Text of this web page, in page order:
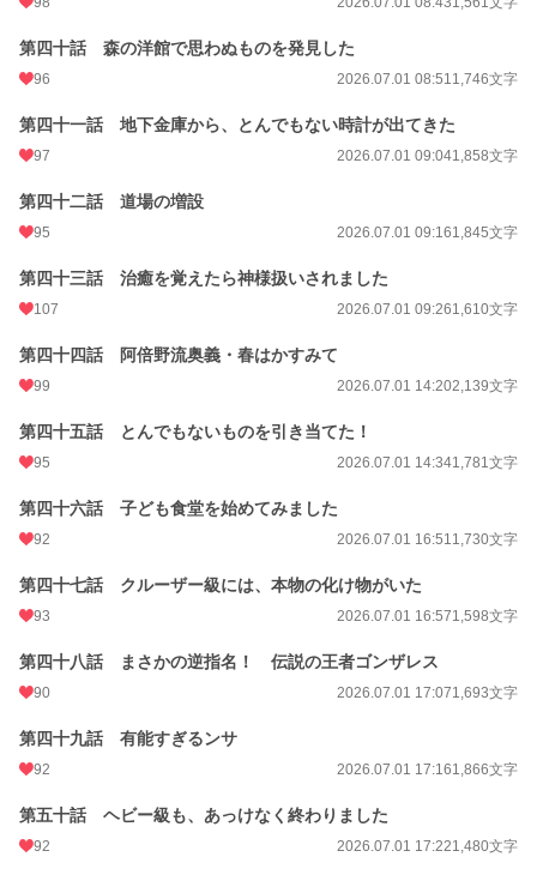
第四十話 森の洋館で思わぬものを発見した
96 2026.07.01 08:511,746文字
第四十一話 地下金庫から、とんでもない時計が出てきた
97 2026.07.01 09:041,858文字
第四十二話 道場の増設
95 2026.07.01 09:161,845文字
第四十三話 治癒を覚えたら神様扱いされました
107 2026.07.01 09:261,610文字
第四十四話 阿倍野流奥義・春はかすみて
99 2026.07.01 14:202,139文字
第四十五話 とんでもないものを引き当てた！
95 2026.07.01 14:341,781文字
第四十六話 子ども食堂を始めてみました
92 2026.07.01 16:511,730文字
第四十七話 クルーザー級には、本物の化け物がいた
93 2026.07.01 16:571,598文字
第四十八話 まさかの逆指名！ 伝説の王者ゴンザレス
90 2026.07.01 17:071,693文字
第四十九話 有能すぎるンサ
92 2026.07.01 17:161,866文字
第五十話 ヘビー級も、あっけなく終わりました
92 2026.07.01 17:221,480文字